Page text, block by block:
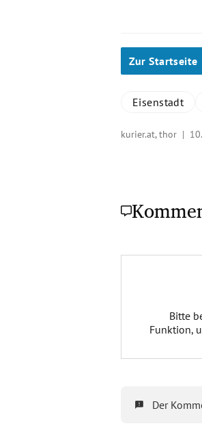
Zur Startseite
Eisenstadt
kurier.at, thor |